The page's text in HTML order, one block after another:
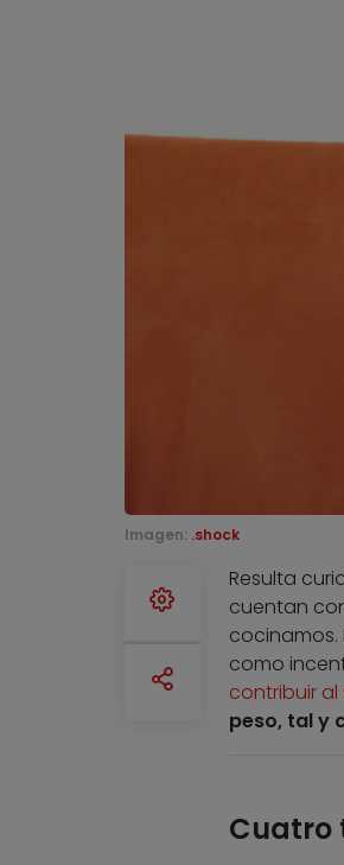
Imagen: .shock
Resulta
cuentan
cocinamos.
como
contribuir
peso, tal y
Cuatro